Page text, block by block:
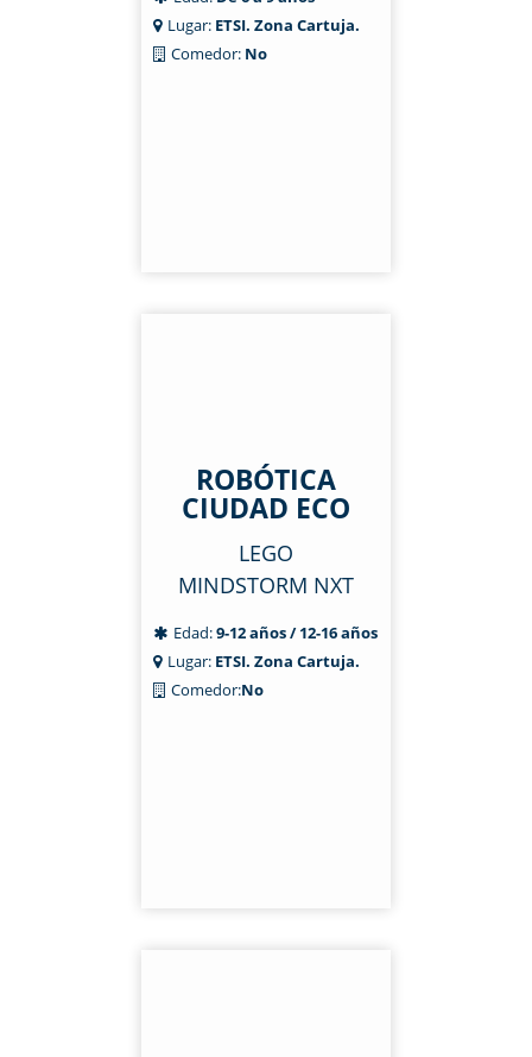
Lugar: ETSI. Zona Cartuja.
Comedor: No
ROBÓTICA
CIUDAD ECO
LEGO
MINDSTORM NXT
Edad:9-12 años / 12-16 años
Lugar: ETSI. Zona Cartuja.
Comedor:No